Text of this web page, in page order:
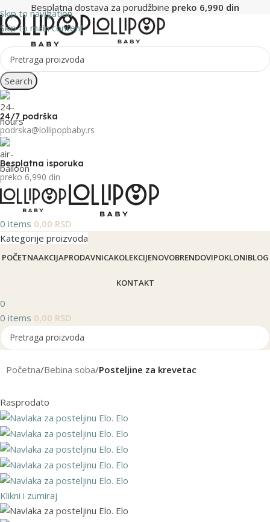
Skip to navigation
Skip to main content
Besplatna dostava za porudžbine preko 6,990 din
Search
24/7 podrška
podrska@lollipopbaby.rs
Besplatna isporuka
preko 6,990 din
0 items 0,00 RSD
Kategorije proizvoda
POČETNAAKCIJAPRODAVNICAKOLEKCIJENOVOBRENDOVIPOKLONIBLOG
KONTAKT
0
0 items 0,00 RSD
Početna Bebina soba Posteljine za krevetac
Rasprodato
Klikni i zumiraj